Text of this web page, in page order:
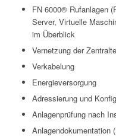
FN 6000® Rufanlagen
Server, Virtuelle
im Überblick
Vernetzung der
Verkabelung
Energieversorgung
Adressierung und
Anlagenprüfung nach
Anlagendokumentation